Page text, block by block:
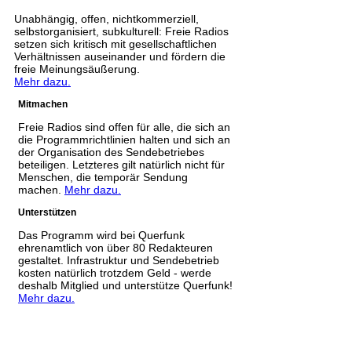
Unabhängig, offen, nichtkommerziell,
selbstorganisiert, subkulturell: Freie Radios
setzen sich kritisch mit gesellschaftlichen
Verhältnissen auseinander und fördern die
freie Meinungsäußerung.
Mehr dazu.
Mitmachen
Freie Radios sind offen für alle, die sich an
die Programmrichtlinien halten und sich an
der Organisation des Sendebetriebes
beteiligen. Letzteres gilt natürlich nicht für
Menschen, die temporär Sendung
machen. Mehr dazu.
Unterstützen
Das Programm wird bei Querfunk
ehrenamtlich von über 80 Redakteuren
gestaltet. Infrastruktur und Sendebetrieb
kosten natürlich trotzdem Geld - werde
deshalb Mitglied und unterstütze Querfunk!
Mehr dazu.